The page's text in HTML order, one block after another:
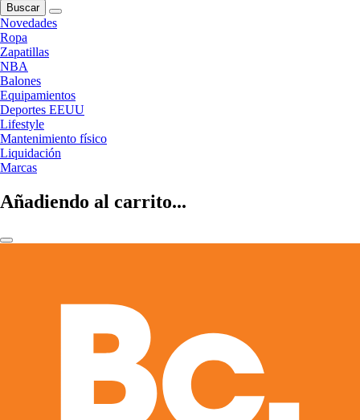
Buscar
Novedades
Ropa
Zapatillas
NBA
Balones
Equipamientos
Deportes EEUU
Lifestyle
Mantenimiento físico
Liquidación
Marcas
Añadiendo al carrito...